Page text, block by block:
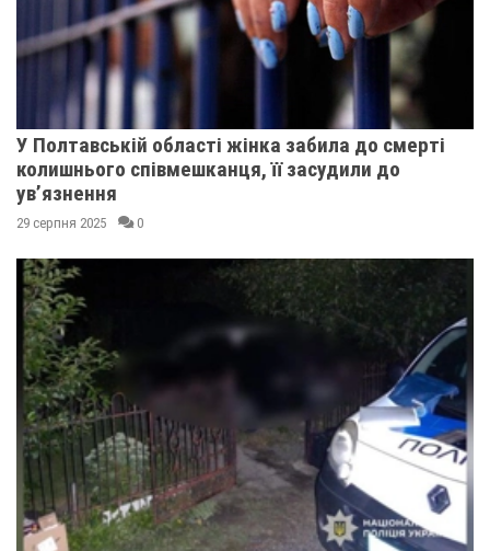
У Полтавській області жінка забила до смерті
колишнього співмешканця, її засудили до
ув’язнення
29 серпня 2025 0